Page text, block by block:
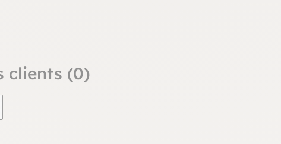
clients (0)